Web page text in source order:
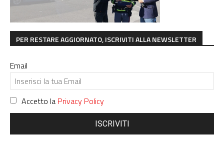
PER RESTARE AGGIORNATO, ISCRIVITI ALLA NEWSLETTER
Email
Accetto la Privacy Policy
ISCRIVITI